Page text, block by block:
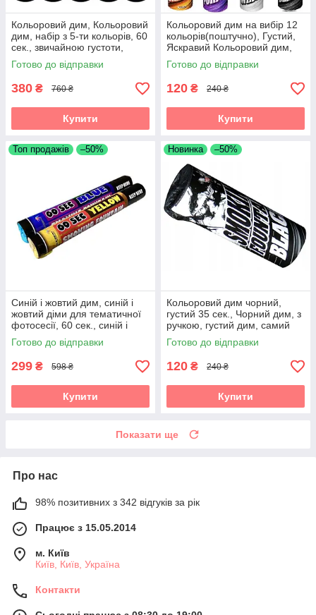
Кольоровий дим, Кольоровий
дим, набір з 5-ти кольорів, 60
сек., звичайною густоти,
Димові шашки
Готово до відправки
380 ₴ 760 ₴
Купити
Кольоровий дим на вибір 12
кольорів(поштучно), Густий,
Яскравий Кольоровий дим,
Димова шашка
Готово до відправки
120 ₴ 240 ₴
Купити
Топ продажів –50%
Синій і жовтий дим, синій і
жовтий діми для тематичної
фотосесії, 60 сек., синій і
жовтий дім
Готово до відправки
299 ₴ 598 ₴
Купити
Новинка –50%
Кольоровий дим чорний,
густий 35 сек., Чорний дим, з
ручкою, густий дим, самий
насищенный
Готово до відправки
120 ₴ 240 ₴
Купити
Показати ще
Про нас
98% позитивних з 342 відгуків за рік
Працює з 15.05.2014
м. Київ
Київ, Київ, Україна
Контакти